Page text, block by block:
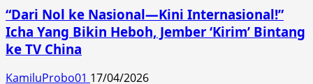
“Dari Nol ke Nasional—Kini Internasional!”
Icha Yang Bikin Heboh, Jember ‘Kirim’ Bintang
ke TV China
KamiluProbo01 17/04/2026